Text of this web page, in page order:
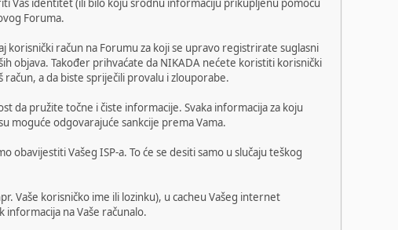
Vaš identitet (ili bilo koju srodnu informaciju prikupljenu pomoću
Foruma.
račun na Forumu za koji se upravo registrirate suglasni
objava. Također prihvaćate da NIKADA nećete koristiti korisnički
a da biste spriječili provalu i zlouporabe.
da pružite točne i čiste informacije. Svaka informacija za koju
moguće odgovarajuće sankcije prema Vama.
obavijestiti Vašeg ISP-a. To će se desiti samo u slučaju teškog
Vaše korisničko ime ili lozinku), u cacheu Vašeg internet
na Vaše računalo.